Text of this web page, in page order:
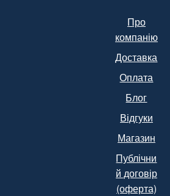
Про
компанію
Доставка
Оплата
Блог
Відгуки
Магазин
Публічни
й договір
(оферта)